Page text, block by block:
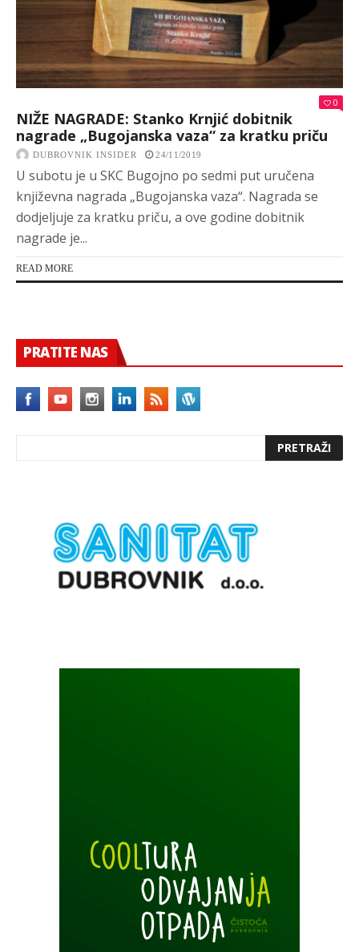
0
NIŽE NAGRADE: Stanko Krnjić dobitnik
nagrade „Bugojanska vaza“ za kratku priču
DUBROVNIK INSIDER 24/11/2019
U subotu je u SKC Bugojno po sedmi put uručena
književna nagrada „Bugojanska vaza“. Nagrada se
dodjeljuje za kratku priču, a ove godine dobitnik
nagrade je...
READ MORE
PRATITE NAS